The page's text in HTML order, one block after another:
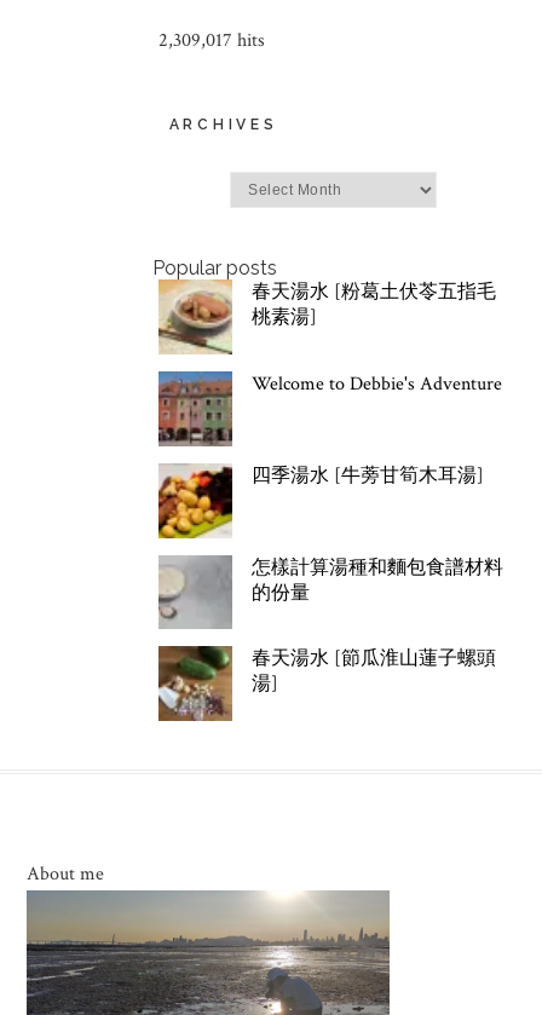
2,309,017 hits
ARCHIVES
Popular posts
春天湯水 [粉葛土伏苓五指毛
桃素湯]
Welcome to Debbie's Adventure
四季湯水 [牛蒡甘筍木耳湯]
怎樣計算湯種和麵包食譜材料
的份量
春天湯水 [節瓜淮山蓮子螺頭
湯]
About me